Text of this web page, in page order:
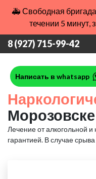
🚑 Свободная
течении 5 минут,
8 (927) 715-99-42
Написать в whatsapp
Морозовске
Лечение от алкогольной и
гарантией. В случае